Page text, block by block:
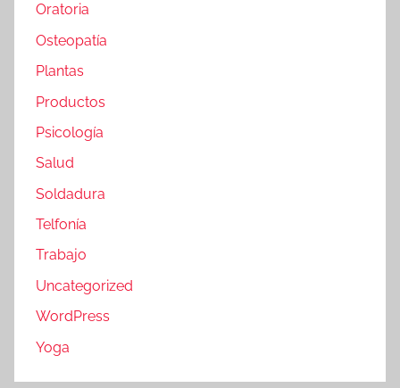
Oratoria
Osteopatía
Plantas
Productos
Psicología
Salud
Soldadura
Telfonía
Trabajo
Uncategorized
WordPress
Yoga